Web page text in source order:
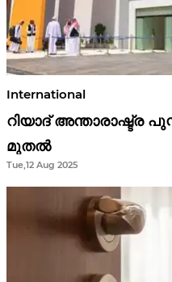
International
റിയാദ് അന്താരാഷ്ട്ര
മുതൽ
Tue,12 Aug 2025